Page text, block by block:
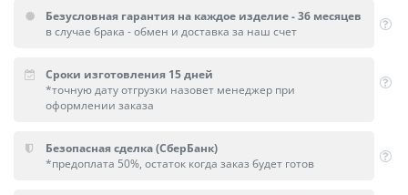
Безусловная гарантия на каждое изделие - 36 месяцев
в случае брака - обмен и доставка за наш счет
Сроки изготовления 15 дней
*точную дату отгрузки назовет менеджер при
оформлении заказа
Безопасная сделка (СберБанк)
*предоплата 50%, остаток когда заказ будет готов